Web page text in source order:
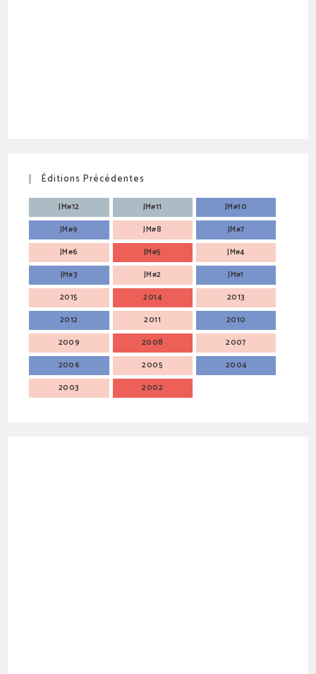
Éditions Précédentes
JM#12 JM#11
JM#10
JM#9
JM#8
JM#7
JM#6
JM#5
JM#4
JM#3
JM#2
JM#1
2015
2014
2013
2012
2011
2010
2009
2008
2007
2006
2005
2004
2003
2002